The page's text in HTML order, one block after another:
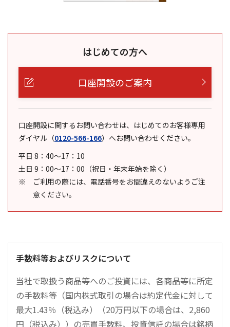
はじめての方へ
口座開設のご案内
口座開設に関するお問い合わせは、はじめてのお客様専用
ダイヤル （0120-566-166） へお問い合わせください。
平日 8：40～17：10
土日 9：00～17：00（祝日・年末年始を除く）
ご利用の際には、電話番号をお間違えのないようご注
意ください。
手数料等およびリスクについて
当社で取扱う商品等へのご投資には、各商品等に所定
の手数料等（国内株式取引の場合は約定代金に対して
最大1.43％（税込み）（20万円以下の場合は、2,860
円（税込み））の売買手数料、投資信託の場合は銘柄